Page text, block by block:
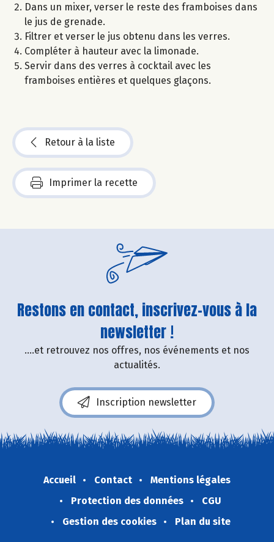
Dans un mixer, verser le reste des framboises dans
le jus de grenade.
Filtrer et verser le jus obtenu dans les verres.
Compléter à hauteur avec la limonade.
Servir dans des verres à cocktail avec les
framboises entières et quelques glaçons.
Retour à la liste
Imprimer la recette
Restons en contact, inscrivez-vous à la
newsletter !
....et retrouvez nos offres, nos événements et nos
actualités.
Inscription newsletter
Accueil Contact
Mentions légales
Protection des données
CGU
Gestion des cookies
Plan du site